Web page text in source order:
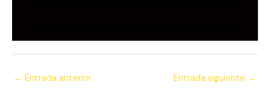
← Entrada anterior Entrada siguiente →